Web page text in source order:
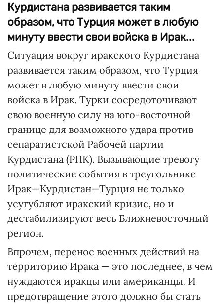
Курдистана развивается таким
образом, что Турция может в любую
минуту ввести свои войска в Ирак...
Ситуация вокруг иракского Курдистана
развивается таким образом, что Турция
может в любую минуту ввести свои
войска в Ирак. Турки сосредоточивают
свою военную силу на юго-восточной
границе для возможного удара против
сепаратистской Рабочей партии
Курдистана (РПК). Вызывающие тревогу
политические события в треугольнике
Ирак—Курдистан—Турция не только
усугубляют иракский кризис, но и
дестабилизируют весь Ближневосточный
регион.
Впрочем, перенос военных действий на
территорию Ирака — это последнее, в чем
нуждаются иракцы или американцы. И
предотвращение этого должно бы стать